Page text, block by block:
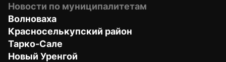
Новости по муниципалитетам
Волноваха
Красноселькупский район
Тарко-Сале
Новый Уренгой